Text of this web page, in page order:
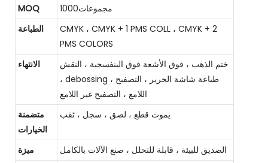
MOQ
مجموعات1000
الطباعة
CMYK ، CMYK + 1 PMS COLL ، CMYK + 2
PMS COLORS
الانتهاء
ختم الذهب ، فوق الأشعة فوق البنفسجية ، النقش
، debossing ، طباعة شاشة الحرير ، التصفيح
اللامع ، التصفيح غير اللامع
متضمنة
الخيارات
يموت قطع ، لصق ، سجل ، ثقب
ميزة
الصديق للبيئة ، قابلة للتحلل ، صنع الآلات بالكامل